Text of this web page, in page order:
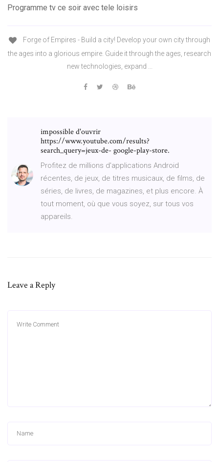
Programme tv ce soir avec tele loisirs
Forge of Empires - Build a city! Develop your own city through
the ages into a glorious empire. Guide it through the ages, research
new technologies, expand ...
impossible d'ouvrir
https://www.youtube.com/results?
search_query=jeux-de- google-play-store.
Profitez de millions d'applications Android
récentes, de jeux, de titres musicaux, de films, de
séries, de livres, de magazines, et plus encore. À
tout moment, où que vous soyez, sur tous vos
appareils.
Leave a Reply